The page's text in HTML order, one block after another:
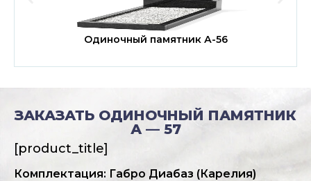
Одиночный памятник А-56
ЗАКАЗАТЬ ОДИНОЧНЫЙ ПАМЯТНИК
А — 57
[product_title]
Комплектация: Габро Диабаз (Карелия)